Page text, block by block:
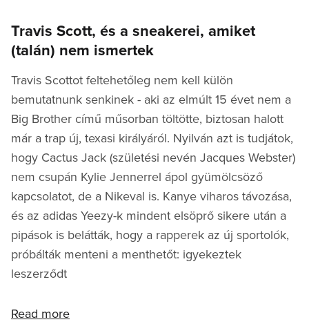
Travis Scott, és a sneakerei, amiket
(talán) nem ismertek
Travis Scottot feltehetőleg nem kell külön
bemutatnunk senkinek - aki az elmúlt 15 évet nem a
Big Brother című műsorban töltötte, biztosan halott
már a trap új, texasi királyáról. Nyilván azt is tudjátok,
hogy Cactus Jack (születési nevén Jacques Webster)
nem csupán Kylie Jennerrel ápol gyümölcsöző
kapcsolatot, de a Nikeval is. Kanye viharos távozása,
és az adidas Yeezy-k mindent elsöprő sikere után a
pipások is belátták, hogy a rapperek az új sportolók,
próbálták menteni a menthetőt: igyekeztek
leszerződt
Read more